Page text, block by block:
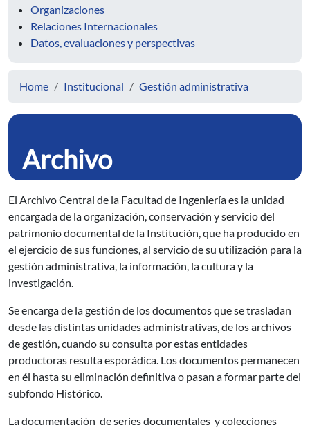
Organizaciones
Relaciones Internacionales
Datos, evaluaciones y perspectivas
Home Institucional Gestión administrativa
Archivo
El Archivo Central de la Facultad de Ingeniería es la unidad
encargada de la organización, conservación y servicio del
patrimonio documental de la Institución, que ha producido en
el ejercicio de sus funciones, al servicio de su utilización para la
gestión administrativa, la información, la cultura y la
investigación.
Se encarga de la gestión de los documentos que se trasladan
desde las distintas unidades administrativas, de los archivos
de gestión, cuando su consulta por estas entidades
productoras resulta esporádica. Los documentos permanecen
en él hasta su eliminación definitiva o pasan a formar parte del
subfondo Histórico.
La documentación de series documentales y colecciones